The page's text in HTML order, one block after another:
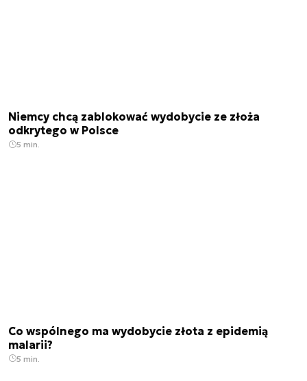
Niemcy chcą zablokować wydobycie ze złoża
odkrytego w Polsce
5 min.
Co wspólnego ma wydobycie złota z epidemią
malarii?
5 min.